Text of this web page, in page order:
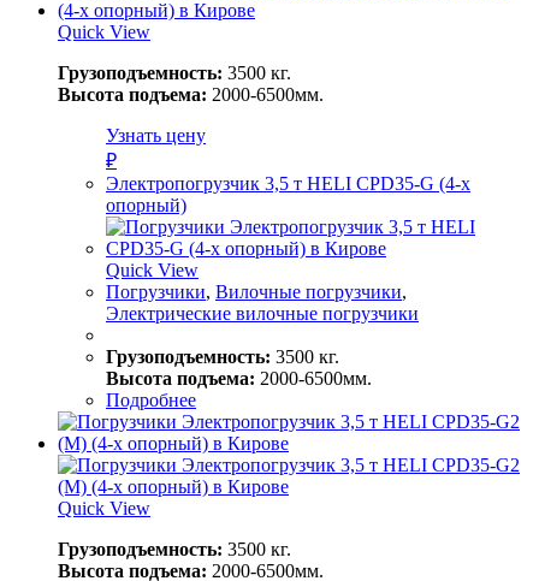
Quick View
Грузоподъемность: 3500 кг.
Высота подъема: 2000-6500мм.
Узнать цену
₽
Электропогрузчик 3,5 т HELI CPD35-G (4-х
опорный)
Quick View
Погрузчики, Вилочные погрузчики,
Электрические вилочные погрузчики
Грузоподъемность: 3500 кг.
Высота подъема: 2000-6500мм.
Подробнее
Quick View
Грузоподъемность: 3500 кг.
Высота подъема: 2000-6500мм.